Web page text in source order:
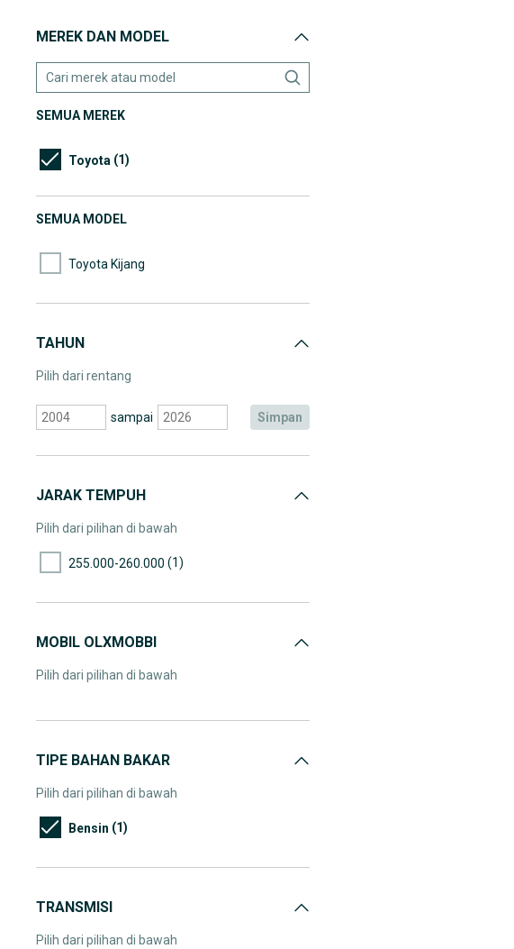
MEREK DAN MODEL
SEMUA MEREK
Toyota (1)
SEMUA MODEL
Toyota Kijang
TAHUN
Pilih dari rentang
sampai simpan
JARAK TEMPUH
Pilih dari pilihan di bawah
255.000-260.000 (1)
MOBIL OLXMOBBI
Pilih dari pilihan di bawah
TIPE BAHAN BAKAR
Pilih dari pilihan di bawah
Bensin (1)
TRANSMISI
Pilih dari pilihan di bawah